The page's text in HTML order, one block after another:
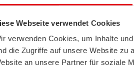
Webseite verwendet Cookies
verwenden Cookies, um Inhalte
die Zugriffe auf unsere Website zu
an unsere Partner für soziale
(m/w/d)